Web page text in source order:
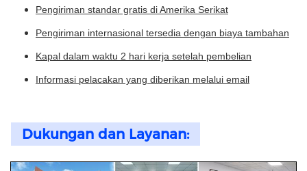
Pengiriman standar gratis di Amerika Serikat
Pengiriman internasional tersedia dengan biaya tambahan
Kapal dalam waktu 2 hari kerja setelah pembelian
Informasi pelacakan yang diberikan melalui email
Dukungan dan Layanan: